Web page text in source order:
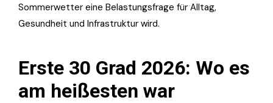
Sommerwetter eine Belastungsfrage für Alltag,
Gesundheit und Infrastruktur wird.
Erste 30 Grad 2026: Wo es
am heißesten war